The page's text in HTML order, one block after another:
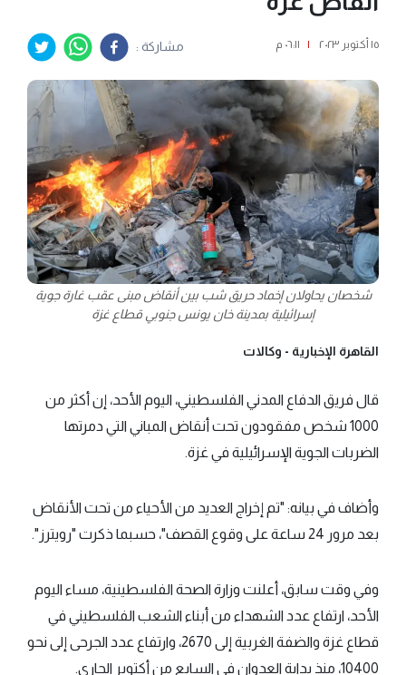
١٥ أكتوبر ٢٠٢٣ | ٠٦:١١ م مشاركة :
شخصان يحاولان إخماد حريق شب بين أنقاض مبنى عقب غارة جوية
إسرائيلية بمدينة خان يونس جنوبي قطاع غزة
القاهرة الإخبارية - وكالات
قال فريق الدفاع المدني الفلسطيني، اليوم الأحد، إن أكثر من
1000 شخص مفقودون تحت أنقاض المباني التي دمرتها
الضربات الجوية الإسرائيلية في غزة.
وأضاف في بيانه: "تم إخراج العديد من الأحياء من تحت الأنقاض
بعد مرور 24 ساعة على وقوع القصف"، حسبما ذكرت "رويترز".
وفي وقت سابق، أعلنت وزارة الصحة الفلسطينية، مساء اليوم
الأحد، ارتفاع عدد الشهداء من أبناء الشعب الفلسطيني في
قطاع غزة والضفة الغربية إلى 2670، وارتفاع عدد الجرحى إلى نحو
10400، منذ بداية العدوان في السابع من أكتوبر الجاري.